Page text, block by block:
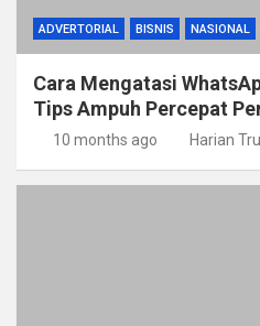
ADVERTORIAL BISNIS NASIONAL
Cara Mengatasi
Tips Ampuh Percepat
10 months ago Harian